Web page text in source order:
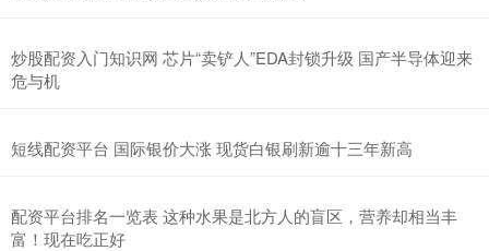
炒股配资入门知识网 芯片“卖铲人”EDA封锁升级 国产半导体迎来
危与机
短线配资平台 国际银价大涨 现货白银刷新逾十三年新高
配资平台排名一览表 这种水果是北方人的盲区，营养却相当丰
富！现在吃正好